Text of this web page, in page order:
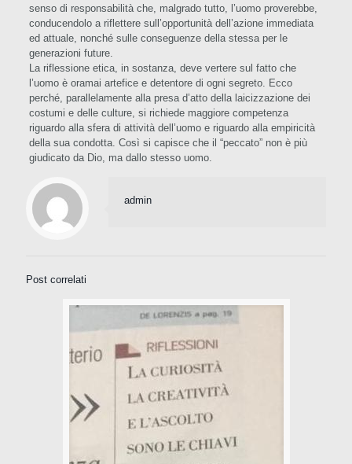
senso di responsabilità che, malgrado tutto, l’uomo proverebbe,
conducendolo a riflettere sull’opportunità dell’azione immediata
ed attuale, nonché sulle conseguenze della stessa per le
generazioni future.
La riflessione etica, in sostanza, deve vertere sul fatto che
l’uomo è oramai artefice e detentore di ogni segreto. Ecco
perché, parallelamente alla presa d’atto della laicizzazione dei
costumi e delle culture, si richiede maggiore competenza
riguardo alla sfera di attività dell’uomo e riguardo alla empiricità
della sua condotta. Così si capisce che il “peccato” non è più
giudicato da Dio, ma dallo stesso uomo.
admin
Post correlati